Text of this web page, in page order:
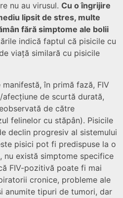
nu au virusul. Cu o îngrijire
lipsit de stres, multe
fără simptome ale bolii
indică faptul că pisicile cu
viață similară cu pisicile
în primă fază, FIV
de scurtă durată,
de către
felinelor cu stăpân). Pisicile
declin progresiv al sistemului
pisici pot fi predispuse la o
nu există simptome specifice
FIV-pozitivă poate fi mai
cronice, probleme ale
anumite tipuri de tumori, dar